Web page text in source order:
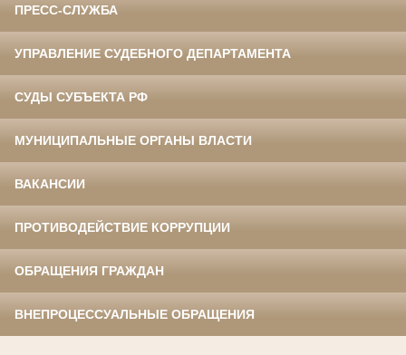
ПРЕСС-СЛУЖБА
УПРАВЛЕНИЕ СУДЕБНОГО ДЕПАРТАМЕНТА
СУДЫ СУБЪЕКТА РФ
МУНИЦИПАЛЬНЫЕ ОРГАНЫ ВЛАСТИ
ВАКАНСИИ
ПРОТИВОДЕЙСТВИЕ КОРРУПЦИИ
ОБРАЩЕНИЯ ГРАЖДАН
ВНЕПРОЦЕССУАЛЬНЫЕ ОБРАЩЕНИЯ